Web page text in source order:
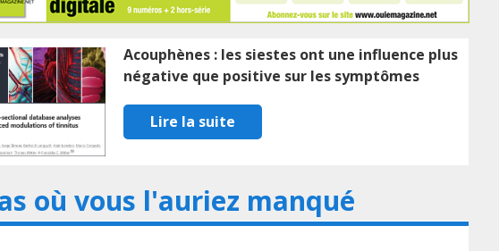
Acouphènes : les siestes ont une influence plus
négative que positive sur les symptômes
Lire la suite
où vous l'auriez manqué